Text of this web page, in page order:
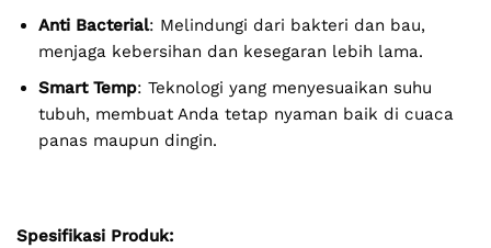
Anti Bacterial: Melindungi dari bakteri dan bau,
menjaga kebersihan dan kesegaran lebih lama.
Smart Temp: Teknologi yang menyesuaikan suhu
tubuh, membuat Anda tetap nyaman baik di cuaca
panas maupun dingin.
Spesifikasi Produk: